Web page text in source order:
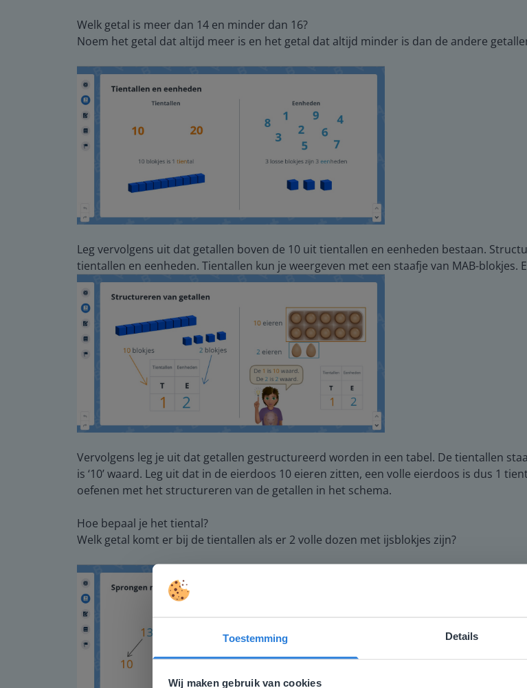
Toestemming Details
Wij maken gebruik van cookies
Welk getal is meer dan 14 en minder dan 16?
Noem het getal dat altijd meer is en het getal dat altijd minder is dan de andere
Leg vervolgens uit dat getallen boven de 10 uit tientallen en eenheden bestaan.
tientallen en eenheden. Tientallen kun je weergeven met een staafje van MAB-blokjes.
Vervolgens leg je uit dat getallen gestructureerd worden in een tabel. De tientallen staan
is ‘10’ waard. Leg uit dat in de eierdoos 10 eieren zitten, een volle eierdoos is dus 1
oefenen met het structureren van de getallen in het schema.
Hoe bepaal je het tiental?
Welk getal komt er bij de tientallen als er 2 volle dozen met ijsblokjes zijn?
Deze website komt niet overeen
Gezien je locatie, denken we dat je misschien liever